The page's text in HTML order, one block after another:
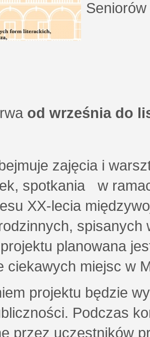
od września do
zajęcia i
spotkania w
XX-lecia
planowana
ciekawych miejsc w
projektu będzie
Podczas
przez uczestników